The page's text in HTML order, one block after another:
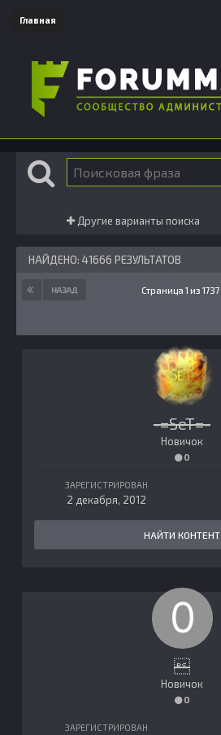
Главная
Другие варианты поиска
НАЙДЕНО: 41666 РЕЗУЛЬТАТОВ
НАЗАД Страница 1 из 1737
-=SeT=-
Новичок
0
ЗАРЕГИСТРИРОВАН
2 декабря, 2012
НАЙТИ КОНТЕНТ
Новичок
0
ЗАРЕГИСТРИРОВАН